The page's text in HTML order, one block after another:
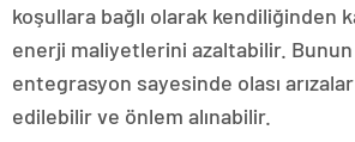
koşullara bağlı olarak kendiliğinden
enerji maliyetlerini azaltabilir. Bunun
entegrasyon sayesinde olası
edilebilir ve önlem alınabilir.